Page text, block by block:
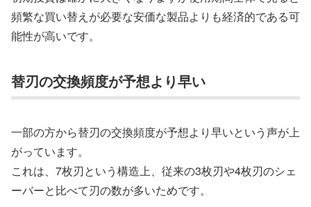
頻繁な買い替えが必要な安価な製品よりも経済的である可
能性が高いです。
替刃の交換頻度が予想より早い
一部の方から替刃の交換頻度が予想より早いという声が上
がっています。
これは、7枚刃という構造上、従来の3枚刃や4枚刃のシェ
ーバーと比べて刃の数が多いためです。